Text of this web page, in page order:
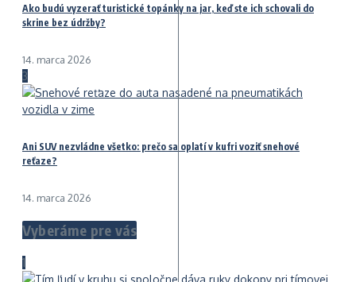
Ako budú vyzerať turistické topánky na jar, keď ste ich schovali do
skrine bez údržby?
14. marca 2026
3
Ani SUV nezvládne všetko: prečo sa oplatí v kufri voziť snehové
reťaze?
14. marca 2026
Vyberáme pre vás
1